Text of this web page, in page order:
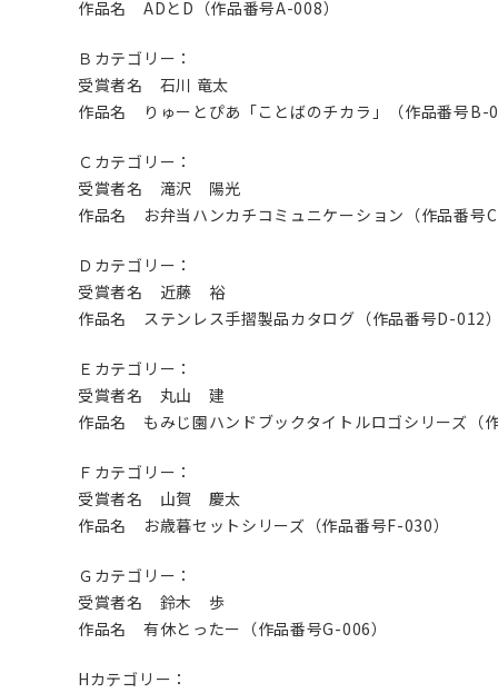
作品名 ADとD（作品番号A-008）
Ｂカテゴリー：
受賞者名 石川 竜太
作品名 りゅーとぴあ「ことばのチカラ」（作品番号B-
Ｃカテゴリー：
受賞者名 滝沢 陽光
作品名 お弁当ハンカチコミュニケーション（作品番号
Ｄカテゴリー：
受賞者名 近藤 裕
作品名 ステンレス手摺製品カタログ（作品番号D-012
Ｅカテゴリー：
受賞者名 丸山 建
作品名 もみじ園ハンドブックタイトルロゴシリーズ（
Ｆカテゴリー：
受賞者名 山賀 慶太
作品名 お歳暮セットシリーズ（作品番号F-030）
Ｇカテゴリー：
受賞者名 鈴木 歩
作品名 有休とったー（作品番号G-006）
Hカテゴリー：